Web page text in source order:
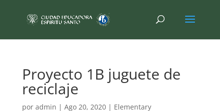
Proyecto 1B juguete de
reciclaje
por admin | Ago 20, 2020| Elementary